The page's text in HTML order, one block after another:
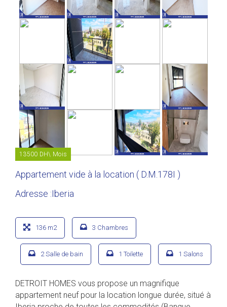
13500 DH\ Mois
Appartement vide à la location ( D.M.178I )
Adresse :Iberia
136 m2 3 Chambres
2 Salle de bain 1 Toilette 1 Salons
DETROIT HOMES vous propose un magnifique
appartement neuf pour la location longue durée, situé à